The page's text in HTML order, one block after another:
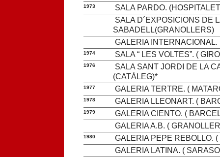
1973
SALA PARDO.
SALA D´EXPOSICIONS DE
SABADELL(GRANOLLERS)
GALERIA INTERNACIONAL.
1974 SALA “ LES VOLTES”. (
1976
SALA SANT JORDI DE LA
(CATÀLEG)*
1977 GALERIA TERTRE. (
1978 GALERIA LLEONART. (
1979
GALERIA CIENTO. (
GALERIA A.B. (
1980
GALERIA PEPE REBOLLO.
GALERIA LATINA. (